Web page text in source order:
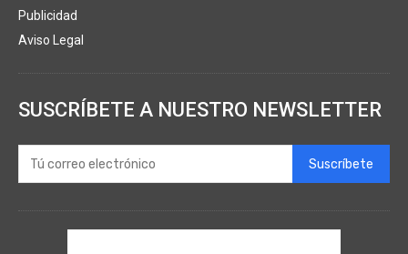
Publicidad
Aviso Legal
SUSCRÍBETE A NUESTRO NEWSLETTER
Suscríbete